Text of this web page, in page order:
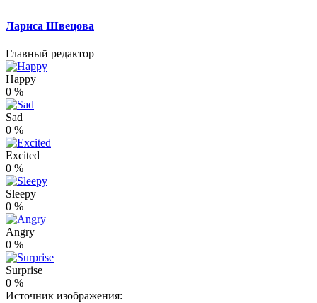
Лариса Швецова
Главный редактор
Happy
0 %
Sad
0 %
Excited
0 %
Sleepy
0 %
Angry
0 %
Surprise
0 %
Источник изображения: